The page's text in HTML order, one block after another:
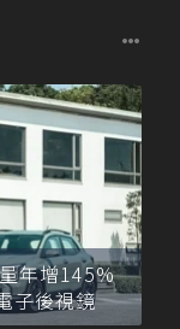
年增145%
後視鏡